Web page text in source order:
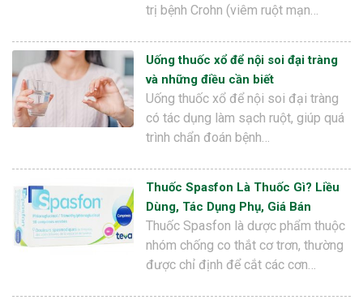
trị bệnh Crohn (viêm ruột mạn…
Uống thuốc xổ để nội soi đại tràng
và những điều cần biết
Uống thuốc xổ để nội soi đại tràng
có tác dụng làm sạch ruột, giúp quá
trình chẩn đoán bệnh…
Thuốc Spasfon Là Thuốc Gì? Liều
Dùng, Tác Dụng Phụ, Giá Bán
Thuốc Spasfon là dược phẩm thuộc
nhóm chống co thắt cơ trơn, thường
được chỉ định để cắt các cơn…